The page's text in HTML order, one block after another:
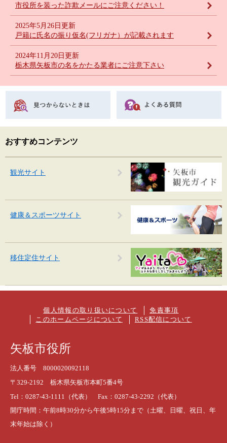
市役所を装った詐欺メールにご注意ください！
戸籍に氏名の振り仮名(フリガナ）が記載されます
2025年5月26日更新
栃木県矢板市の名をかたる業者にご注意下さい
2024年11月20日更新
おすすめコンテンツ
観光サイト
健康＆スポーツサイト
移住定住サイト
個人情報の取り扱いについて
免責事項
このホームページについて
RSS配信について
矢板市役所
法人番号 8000020092118
〒329-2192 栃木県矢板市本町5番4号
Tel：0287-43-1111（代表） Fax：0287-43-2292（代表）
開庁時間：午前8時30分から午後5時15分まで（土曜、日曜、祝日、年
末年始は除く）